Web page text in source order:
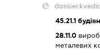
dossier.kveds:
45.21.1
28.11.0
металевих